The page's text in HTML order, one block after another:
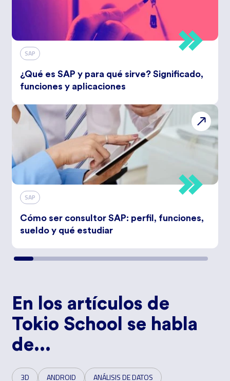
SAP
¿Qué es SAP y para qué sirve? Significado,
funciones y aplicaciones
SAP
Cómo ser consultor SAP: perfil, funciones,
sueldo y qué estudiar
En los artículos de
Tokio School se habla
de...
3D ANDROID
ANÁLISIS DE DATOS